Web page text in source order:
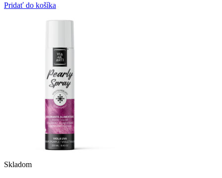
Pridať do košíka
Skladom